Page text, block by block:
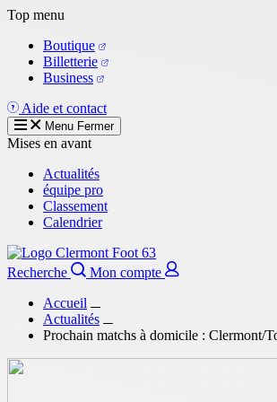
Aller
contenu
principal
Top menu
Boutique
Billetterie
Business
Aide et contact
Menu Fermer
Mises en avant
Actualités
équipe pro
Classement
Calendrier
Recherche
Mon compte
Accueil
Actualités
Prochain matchs à domicile : Clermont/